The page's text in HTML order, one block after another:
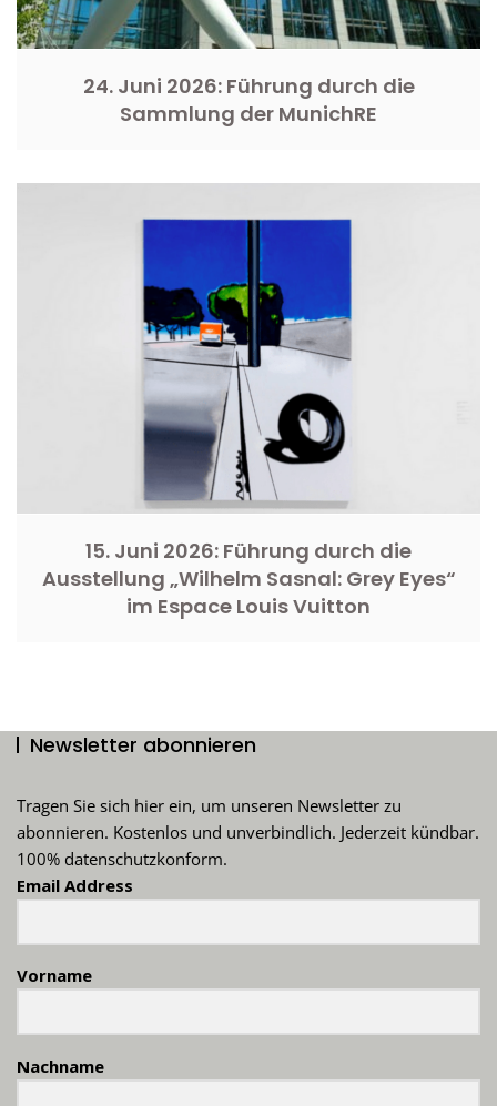
24. Juni 2026: Führung durch die
Sammlung der MunichRE
15. Juni 2026: Führung durch die
Ausstellung „Wilhelm Sasnal: Grey Eyes“
im Espace Louis Vuitton
Newsletter abonnieren
Tragen Sie sich hier ein, um unseren Newsletter zu
abonnieren. Kostenlos und unverbindlich. Jederzeit kündbar.
100% datenschutzkonform.
Email Address
Vorname
Nachname